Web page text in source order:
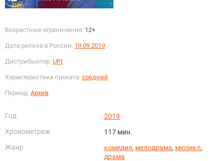
Возрастные ограничения: 12+
Дата релиза в России: 19.09.2019
Дистрибьютор: UPI
Характеристика проката: средний
Период: Архив
Год
2019
Хронометраж
117 мин.
Жанр
комедия, мелодрама, мюзикл,
драма